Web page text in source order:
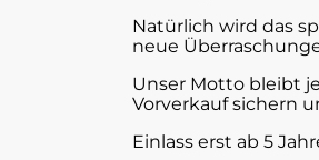
Natürlich wird das
neue
Unser Motto bleibt
Vorverkauf sichern
Einlass erst ab 5